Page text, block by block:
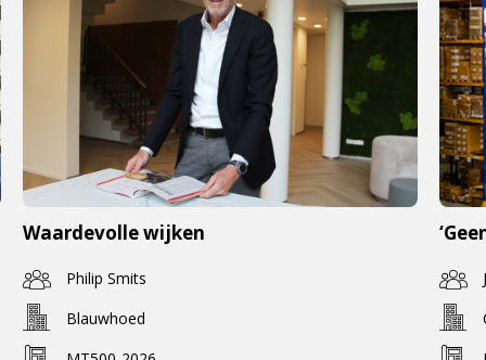
Waardevolle wijken
Philip Smits
Blauwhoed